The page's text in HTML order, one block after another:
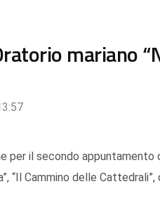
mariano
per il secondo
“Il Cammino delle